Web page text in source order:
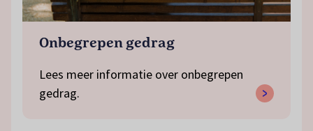
Onbegrepen gedrag
Lees meer informatie over onbegrepen
gedrag.